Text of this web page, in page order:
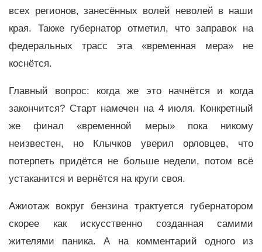
всех регионов, занесённых волей неволей в наши
края. Также губернатор отметил, что заправок на
федеральных трасс эта «временная мера» не
коснётся.
Главный вопрос: когда же это начнётся и когда
закончится? Старт намечен на 4 июля. Конкретный
же финал «временной меры» пока никому
неизвестен, но Клычков уверил орловцев, что
потерпеть придётся не больше недели, потом всё
устаканится и вернётся на круги своя.
Ажиотаж вокруг бензина трактуется губернатором
скорее как искусственно созданная самими
жителями паника. А на комментарий одного из